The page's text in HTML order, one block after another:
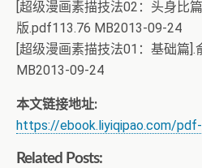
[超级漫画素描技法02：头身比
版.pdf113.76 MB2013-09-24
[超级漫画素描技法01：基础篇].
MB2013-09-24
本文链接地址:
https://ebook.liyiqipao.com/
Related Posts: